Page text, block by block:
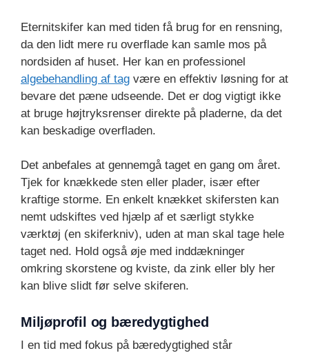
Eternitskifer kan med tiden få brug for en rensning,
da den lidt mere ru overflade kan samle mos på
nordsiden af huset. Her kan en professionel
algebehandling af tag være en effektiv løsning for at
bevare det pæne udseende. Det er dog vigtigt ikke
at bruge højtryksrenser direkte på pladerne, da det
kan beskadige overfladen.
Det anbefales at gennemgå taget en gang om året.
Tjek for knækkede sten eller plader, især efter
kraftige storme. En enkelt knækket skifersten kan
nemt udskiftes ved hjælp af et særligt stykke
værktøj (en skiferkniv), uden at man skal tage hele
taget ned. Hold også øje med inddækninger
omkring skorstene og kviste, da zink eller bly her
kan blive slidt før selve skiferen.
Miljøprofil og bæredygtighed
I en tid med fokus på bæredygtighed står